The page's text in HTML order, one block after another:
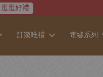
逛逛好禮
訂製唯禮 電繡系列